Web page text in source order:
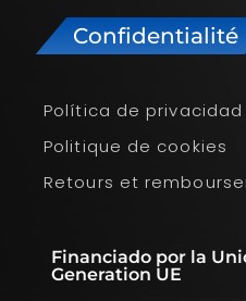
Confidentialité
Política de privacidad
Politique de cookies
Retours et
Financiado por la
Generation UE